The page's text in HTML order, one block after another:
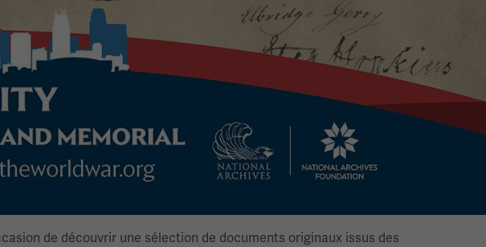
de découvrir une sélection de documents originaux issus des